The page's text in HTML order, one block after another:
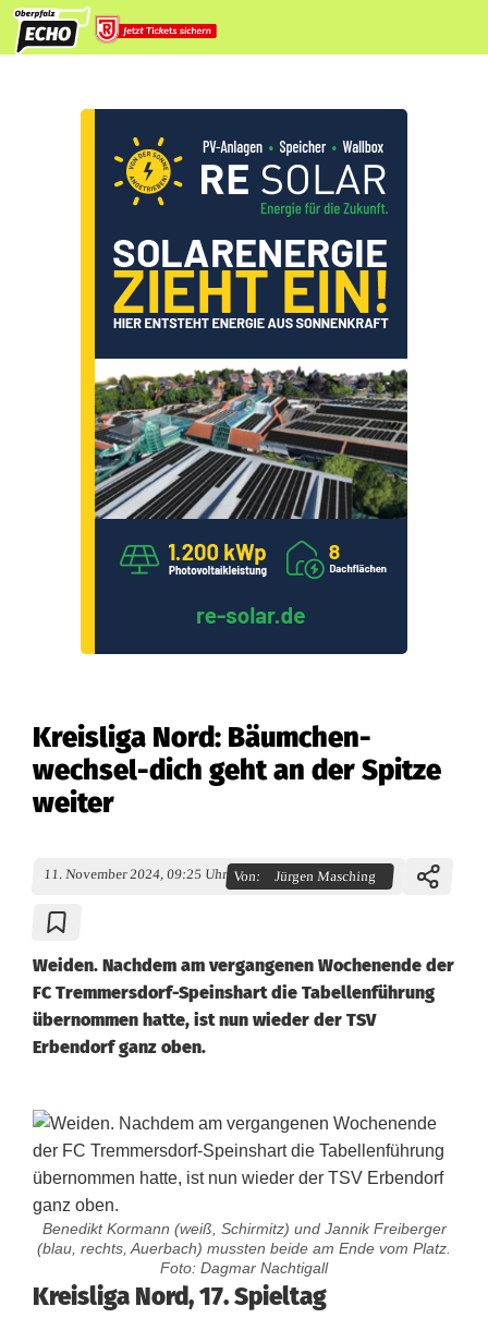
Kreisliga Nord: Bäumchen-
wechsel-dich geht an der Spitze
weiter
11. November 2024, 09:25 Uhr Von: Jürgen Masching
Weiden. Nachdem am vergangenen Wochenende der
FC Tremmersdorf-Speinshart die Tabellenführung
übernommen hatte, ist nun wieder der TSV
Erbendorf ganz oben.
Benedikt Kormann (weiß, Schirmitz) und Jannik Freiberger
(blau, rechts, Auerbach) mussten beide am Ende vom Platz.
Foto: Dagmar Nachtigall
K
Kreisliga Nord, 17. Spieltag